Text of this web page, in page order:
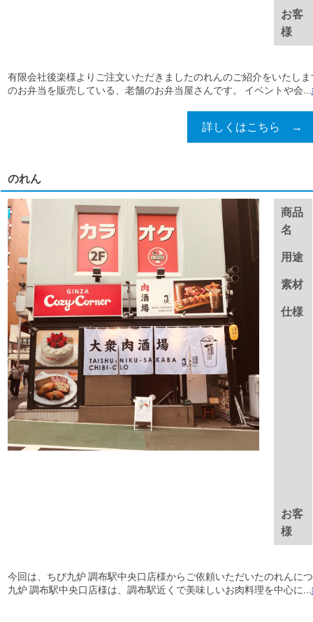
お客
様
有限会社後楽様よりご注文いただきましたのれんのご紹介をいたし
のお弁当を販売している、老舗のお弁当屋さんです。 イベントや会...
詳しくはこちら →
のれん
商品
名
用途
素材
仕様
お客
様
今回は、ちび九炉 調布駅中央口店様からご依頼いただいたのれんに
九炉 調布駅中央口店様は、調布駅近くで美味しいお肉料理を中心に...